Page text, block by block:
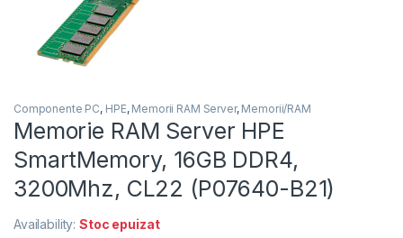
Componente PC, HPE, Memorii RAM Server, Memorii/RAM
Memorie RAM Server HPE
SmartMemory, 16GB DDR4,
3200Mhz, CL22 (P07640-B21)
Availability:Stoc epuizat